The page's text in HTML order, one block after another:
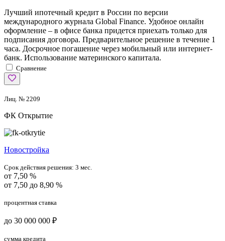
Лучший ипотечный кредит в России по версии
международного журнала Global Finance. Удобное онлайн
оформление – в офисе банка придется приехать только для
подписания договора. Предварительное решение в течение 1
часа. Досрочное погашение через мобильный или интернет-
банк. Использование материнского капитала.
Сравнение
Лиц. № 2209
ФК Открытие
Новостройка
Срок действия решения: 3 мес.
от 7,50 %
от 7,50 до 8,90 %
процентная ставка
до 30 000 000 ₽
сумма кредита